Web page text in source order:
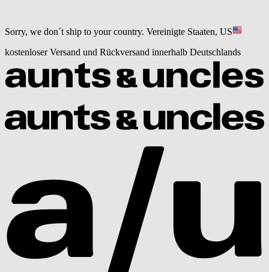
Sorry, we don´t ship to your country. Vereinigte Staaten, US
kostenloser Versand und Rückversand innerhalb Deutschlands